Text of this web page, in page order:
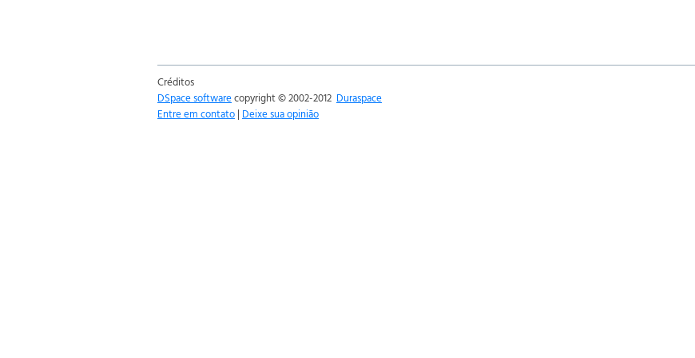
Créditos
DSpace softwarecopyright © 2002-2012 Duraspace
Entre em contato | Deixe sua opinião